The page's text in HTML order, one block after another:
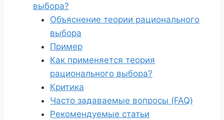
выбора?
Объяснение теории рационального
выбора
Пример
Как применяется теория
рационального выбора?
Критика
Часто задаваемые вопросы (FAQ)
Рекомендуемые статьи